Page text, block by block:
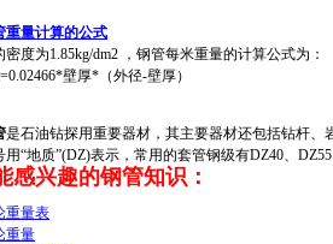
重量计算的公式
为1.85kg/dm2 ，钢管每米重量的计算公式为：
壁厚*（外径-壁厚）
是石油钻探用重要器材，其主要器材还包括钻杆
用“地质”(DZ)表示，常用的套管钢级有DZ40、DZ55
感兴趣的钢管知识：
重量表
重量